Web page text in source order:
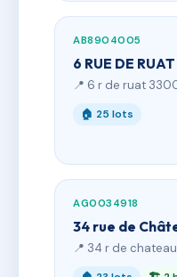
AB8904005
6 RUE DE RUAT
📍 6 r de ruat
🏠 25 lots
AG0034918
34 rue de
📍 34 r de